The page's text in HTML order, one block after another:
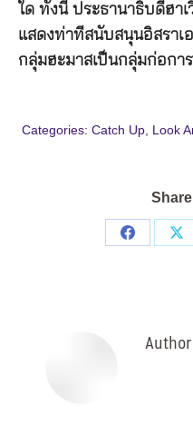
ใด ทั้งนี้ ประธานาธิบดีฮา
แสดงท่าทีสนับสนุนอิสรา
กลุ่มฮะมาสเป็นกลุ่มก่อกา
Categories: Catch Up Look
Share